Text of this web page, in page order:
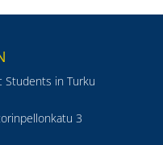
Students in Turku
3